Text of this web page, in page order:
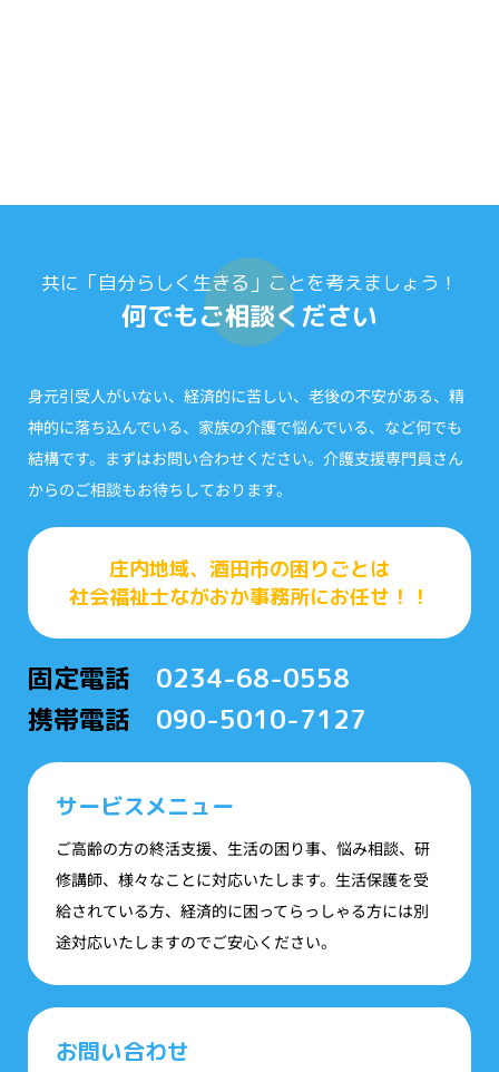
共に「自分らしく生きる」ことを考えましょう！
何でもご相談ください
身元引受人がいない、経済的に苦しい、老後の不安がある、精
神的に落ち込んでいる、家族の介護で悩んでいる、など何でも
結構です。まずはお問い合わせください。介護支援専門員さん
からのご相談もお待ちしております。
庄内地域、酒田市の困りごとは
社会福祉士ながおか事務所にお任せ！！
固定電話 0234-68-0558
携帯電話 090-5010-7127
サービスメニュー
ご高齢の方の終活支援、生活の困り事、悩み相談、研
修講師、様々なことに対応いたします。生活保護を受
給されている方、経済的に困ってらっしゃる方には別
途対応いたしますのでご安心ください。
お問い合わせ